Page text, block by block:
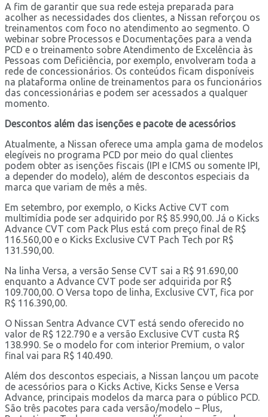
A fim de garantir que sua rede esteja preparada para
acolher as necessidades dos clientes, a Nissan reforçou os
treinamentos com foco no atendimento ao segmento. O
webinar sobre Processos e Documentações para a venda
PCD e o treinamento sobre Atendimento de Excelência às
Pessoas com Deficiência, por exemplo, envolveram toda a
rede de concessionários. Os conteúdos ficam disponíveis
na plataforma online de treinamentos para os funcionários
das concessionárias e podem ser acessados a qualquer
momento.
Descontos além das isenções e pacote de acessórios
Atualmente, a Nissan oferece uma ampla gama de modelos
elegíveis no programa PCD por meio do qual clientes
podem obter as isenções fiscais (IPI e ICMS ou somente IPI,
a depender do modelo), além de descontos especiais da
marca que variam de mês a mês.
Em setembro, por exemplo, o Kicks Active CVT com
multimídia pode ser adquirido por R$ 85.990,00. Já o Kicks
Advance CVT com Pack Plus está com preço final de R$
116.560,00 e o Kicks Exclusive CVT Pach Tech por R$
131.590,00.
Na linha Versa, a versão Sense CVT sai a R$ 91.690,00
enquanto a Advance CVT pode ser adquirida por R$
109.700,00. O Versa topo de linha, Exclusive CVT, fica por
R$ 116.390,00.
O Nissan Sentra Advance CVT está sendo oferecido no
valor de R$ 122.790 e a versão Exclusive CVT custa R$
138.990. Se o modelo for com interior Premium, o valor
final vai para R$ 140.490.
Além dos descontos especiais, a Nissan lançou um pacote
de acessórios para o Kicks Active, Kicks Sense e Versa
Advance, principais modelos da marca para o público PCD.
São três pacotes para cada versão/modelo – Plus,